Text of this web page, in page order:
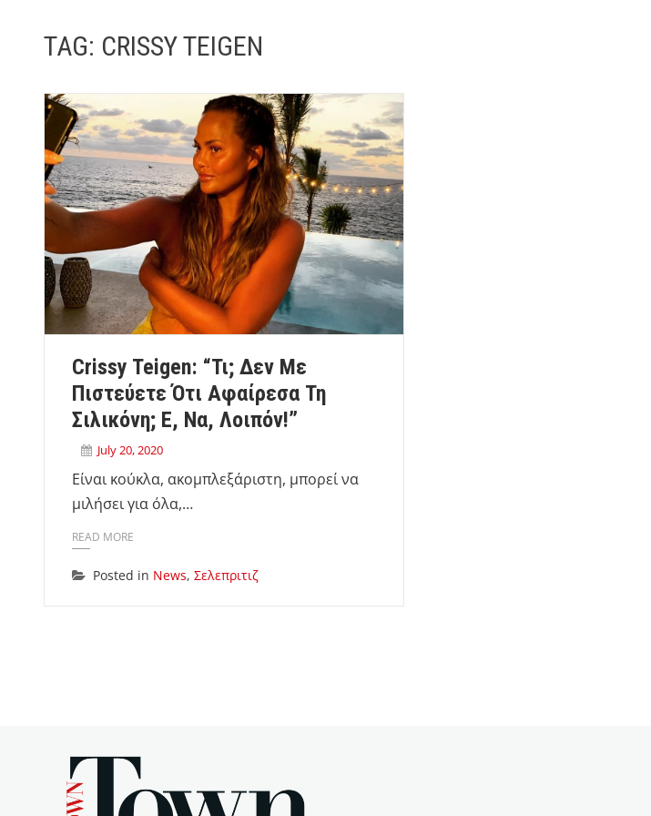
TAG: CRISSY TEIGEN
Crissy Teigen: “Τι; Δεν Με
Πιστεύετε Ότι Αφαίρεσα Τη
Σιλικόνη; Ε, Να, Λοιπόν!”
July 20, 2020
Είναι κούκλα, ακομπλεξάριστη, μπορεί να
μιλήσει για όλα,…
READ MORE
Posted in News, Σελεπριτιζ